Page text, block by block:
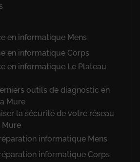
en informatique Mens
en informatique Corps
en informatique Le Plateau
outils de diagnostic en
Mure
la sécurité de votre réseau
Mure
informatique Mens
informatique Corps